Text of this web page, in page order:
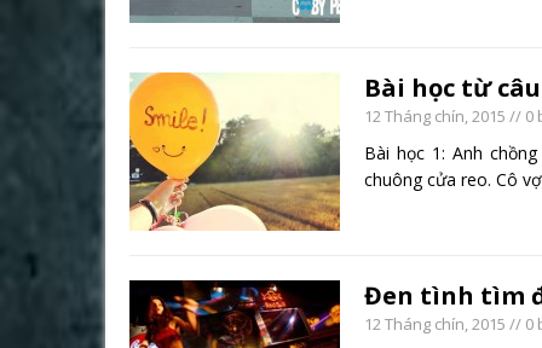
Bài học từ
12 Tháng chín, 2015 // 0
Bài học 1: Anh
chuông cửa reo. Cô
Đen tình tìm
12 Tháng chín, 2015 // 0